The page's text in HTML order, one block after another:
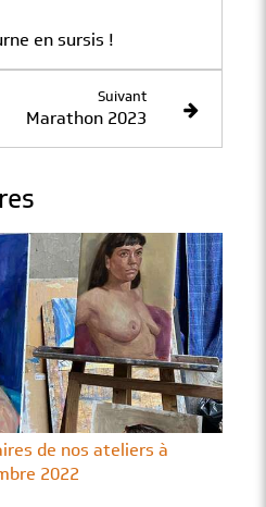
en sursis !
Suivant
Marathon 2023
de nos ateliers à
2022